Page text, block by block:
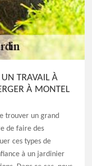
UN TRAVAIL À
À MONTEL
trouver un grand
de faire des
ces types de
à un jardinier